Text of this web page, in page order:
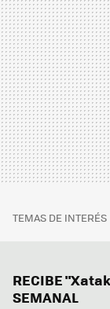
TEMAS DE INTERÉS
RECIBE
SEMANAL